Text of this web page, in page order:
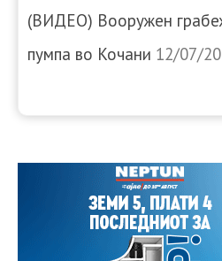
(ВИДЕО) Вооружен
пумпа во Кочани 12/07/